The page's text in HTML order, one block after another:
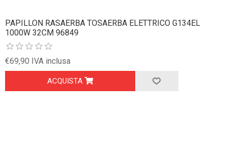
PAPILLON RASAERBA TOSAERBA ELETTRICO G134EL
1000W 32CM 96849
€69,90 IVA inclusa
ACQUISTA